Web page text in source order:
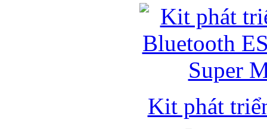
Kit phát